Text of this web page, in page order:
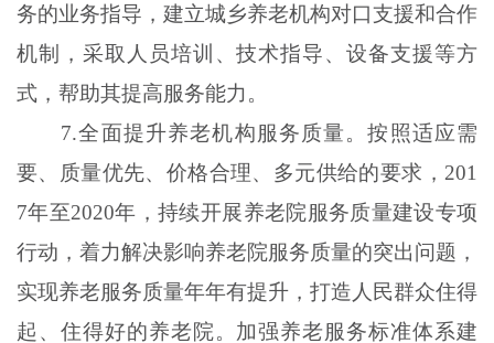
务的业务指导，建立城乡养老机构对口支援和合作
机制，采取人员培训、技术指导、设备支援等方
式，帮助其提高服务能力。
7.全面提升养老机构服务质量。按照适应需
要、质量优先、价格合理、多元供给的要求，201
7年至2020年，持续开展养老院服务质量建设专项
行动，着力解决影响养老院服务质量的突出问题，
实现养老服务质量年年有提升，打造人民群众住得
起、住得好的养老院。加强养老服务标准体系建